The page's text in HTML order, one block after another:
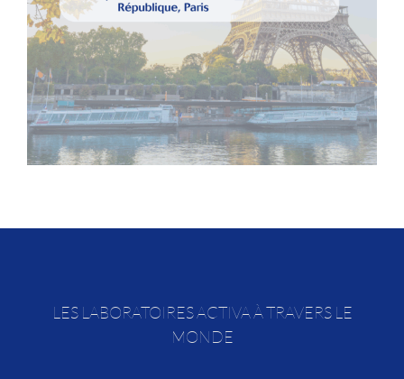
LES LABORATOIRES ACTIVA À TRAVERS LE
MONDE